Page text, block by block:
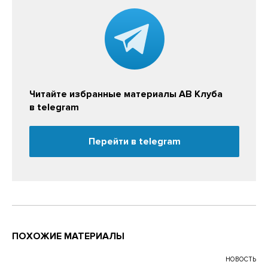
Читайте избранные материалы АВ Клуба
в telegram
Перейти в telegram
ПОХОЖИЕ МАТЕРИАЛЫ
НОВОСТЬ